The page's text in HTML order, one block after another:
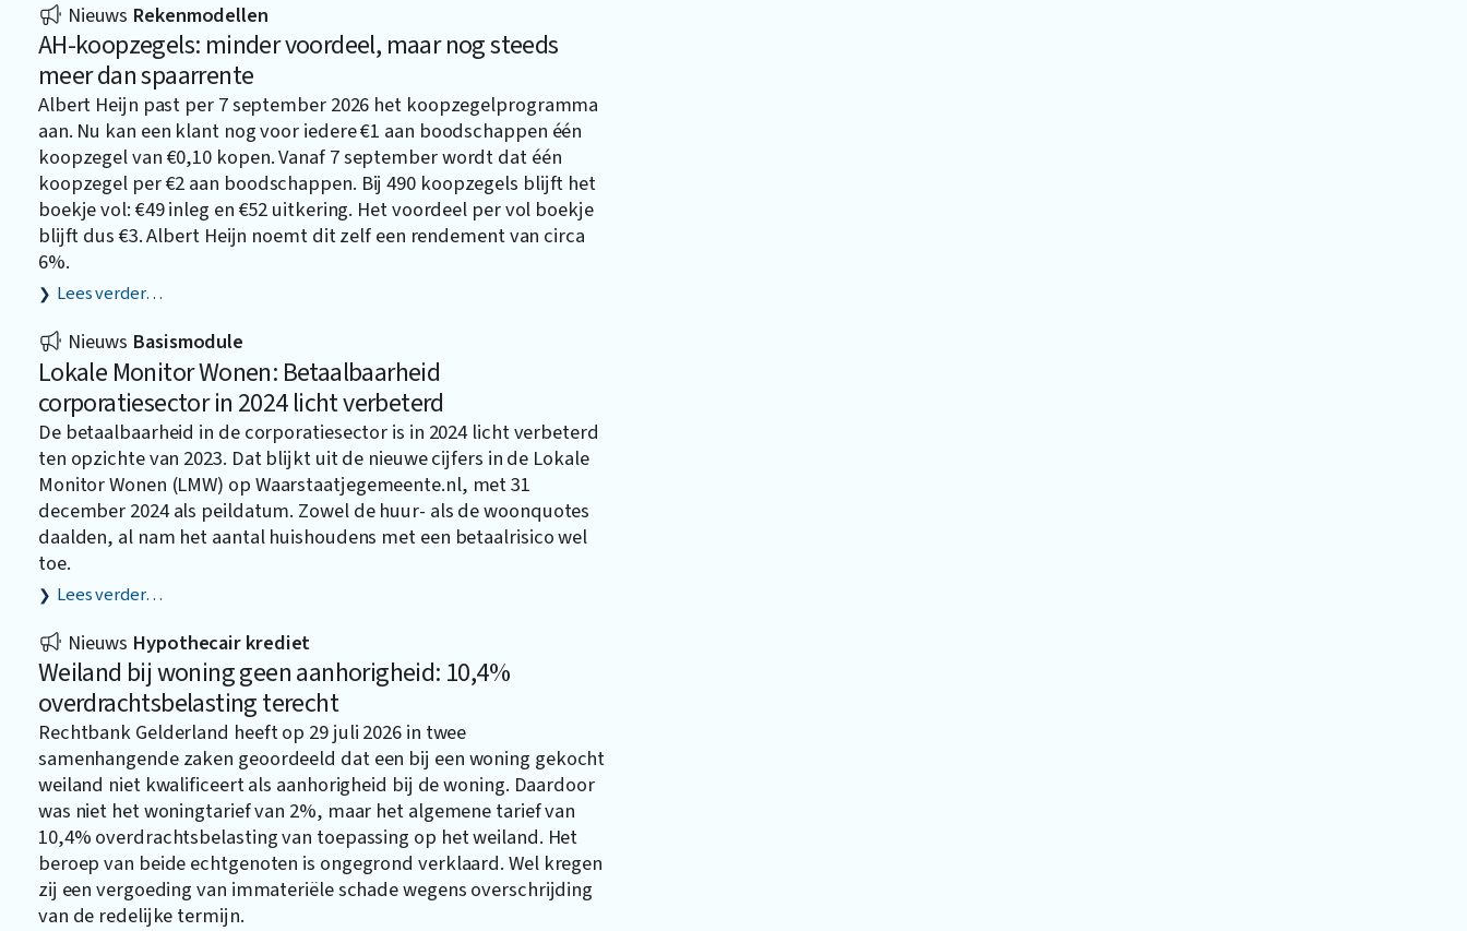
Nieuws Rekenmodellen
AH-koopzegels: minder voordeel, maar nog steeds
meer dan spaarrente
Albert Heijn past per 7 september 2026 het koopzegelprogramma
aan. Nu kan een klant nog voor iedere €1 aan boodschappen één
koopzegel van €0,10 kopen. Vanaf 7 september wordt dat één
koopzegel per €2 aan boodschappen. Bij 490 koopzegels blijft het
boekje vol: €49 inleg en €52 uitkering. Het voordeel per vol boekje
blijft dus €3. Albert Heijn noemt dit zelf een rendement van circa
6%.
Lees verder…
Nieuws Basismodule
Lokale Monitor Wonen: Betaalbaarheid
corporatiesector in 2024 licht verbeterd
De betaalbaarheid in de corporatiesector is in 2024 licht verbeterd
ten opzichte van 2023. Dat blijkt uit de nieuwe cijfers in de Lokale
Monitor Wonen (LMW) opWaarstaatjegemeente.nl, met 31
december 2024 als peildatum. Zowel de huur- als de woonquotes
daalden, al nam het aantal huishoudens met een betaalrisico wel
toe.
Lees verder…
Nieuws Hypothecair krediet
Weiland bij woning geen aanhorigheid: 10,4%
overdrachtsbelasting terecht
Rechtbank Gelderland heeft op 29 juli 2026 in twee
samenhangende zaken geoordeeld dat een bij een woning gekocht
weiland niet kwalificeert als aanhorigheid bij de woning. Daardoor
was niet het woningtarief van 2%, maar het algemene tarief van
10,4% overdrachtsbelasting van toepassing op het weiland. Het
beroep van beide echtgenoten is ongegrond verklaard. Wel kregen
zij een vergoeding van immateriële schade wegens overschrijding
van de redelijke termijn.